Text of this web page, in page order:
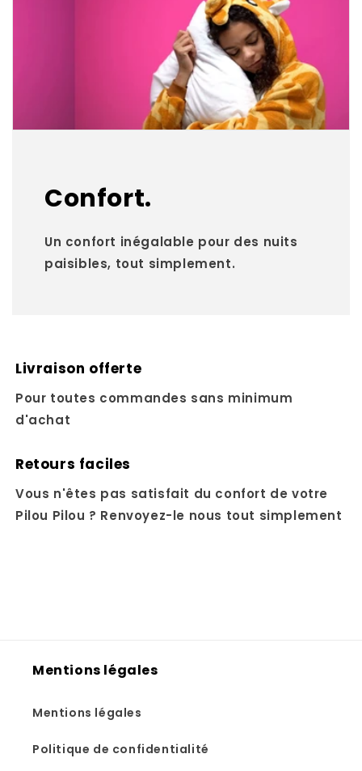
Confort.
Un confort inégalable pour des nuits
paisibles, tout simplement.
Livraison offerte
Pour toutes commandes sans minimum
d'achat
Retours faciles
Vous n'êtes pas satisfait du confort de votre
Pilou Pilou ? Renvoyez-le nous tout simplement
Mentions légales
Mentions légales
Politique de confidentialité